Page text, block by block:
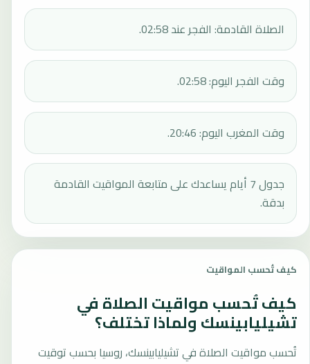
الصلاة القادمة: الفجر عند 02:58.
وقت الفجر اليوم: 02:58.
وقت المغرب اليوم: 20:46.
جدول 7 أيام يساعدك على متابعة المواقيت القادمة
بدقة.
كيف تُحسب المواقيت
كيف تُحسب مواقيت الصلاة في
تشيليابينسك ولماذا تختلف؟
تُحسب مواقيت الصلاة في تشيليابينسك، روسيا بحسب توقيت